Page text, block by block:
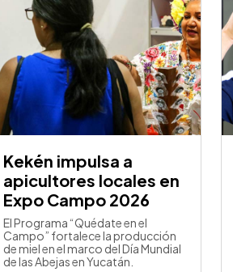
Kekén impulsa a
apicultores locales en
Expo Campo 2026
El Programa “Quédate en el
Campo” fortalece la producción
de miel en el marco del Día Mundial
de las Abejas en Yucatán.